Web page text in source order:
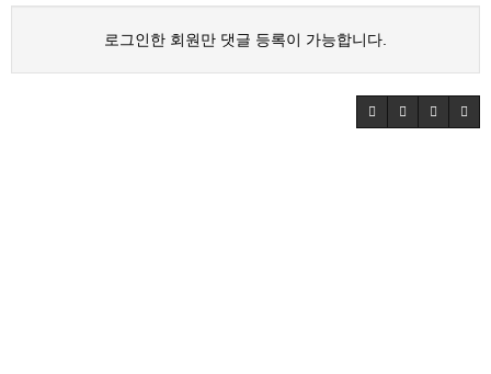
로그인한 회원만 댓글 등록이 가능합니다.